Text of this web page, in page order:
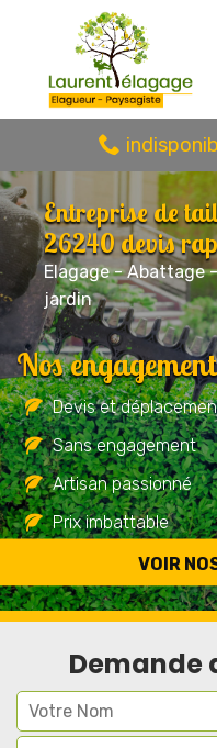
Entreprise de
26240 devis
Elagage - Abattage
jardin
VOIR
Nos
Devis et
Sans engagement
Artisan passionné
Prix imbattable
Travail de qualité
Demande